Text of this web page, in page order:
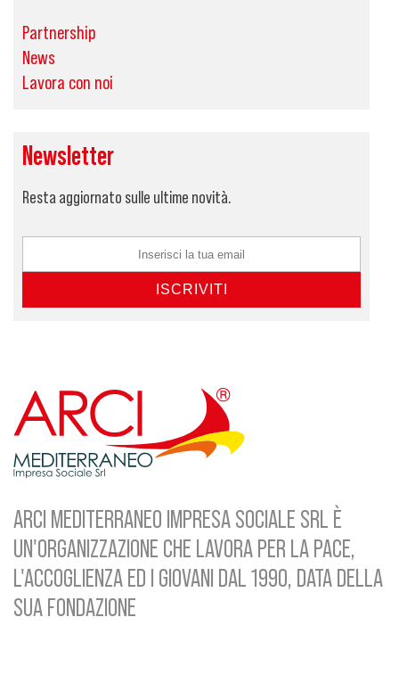
Partnership
News
Lavora con noi
Newsletter
Resta aggiornato sulle ultime novità.
ARCI MEDITERRANEO IMPRESA SOCIALE SRL È
UN'ORGANIZZAZIONE CHE LAVORA PER LA PACE,
L'ACCOGLIENZA ED I GIOVANI DAL 1990, DATA DELLA
SUA FONDAZIONE